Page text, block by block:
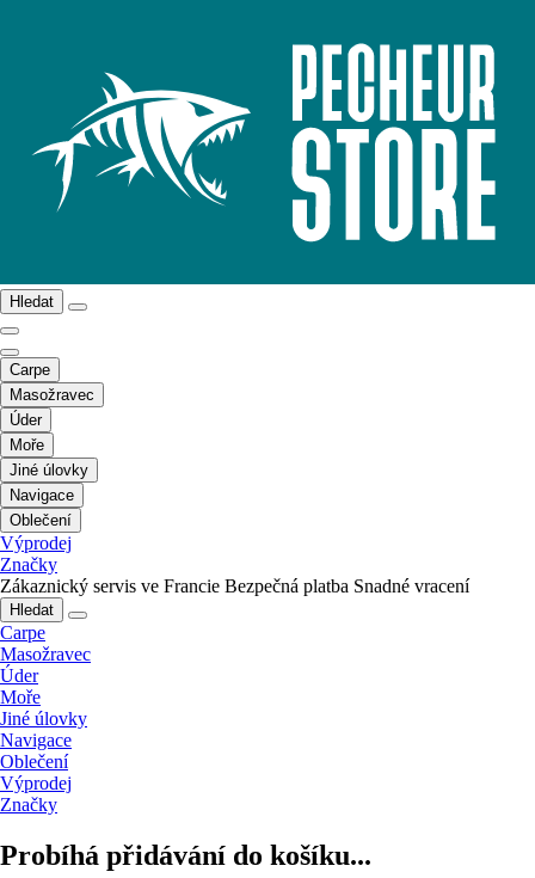
Hledat
Carpe
Masožravec
Úder
Moře
Jiné úlovky
Navigace
Oblečení
Výprodej
Značky
Zákaznický servis ve Francie Bezpečná platba Snadné vracení
Hledat
Carpe
Masožravec
Úder
Moře
Jiné úlovky
Navigace
Oblečení
Výprodej
Značky
Probíhá přidávání do košíku...